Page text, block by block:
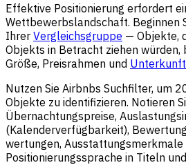
Effektive Positionierung erfordert
Wettbewerbslandschaft. Beginnen
Ihrer Vergleichsgruppe — Objekte,
Objekts in Betracht ziehen würden,
Größe, Preisrahmen und
Nutzen Sie Airbnbs Suchfilter, um
Objekte zu identifizieren. Notieren
Übernachtungspreise,
(Kalenderverfügbarkeit),
wertungen, Ausstattungsmerkmale
Positionierungssprache in Titeln